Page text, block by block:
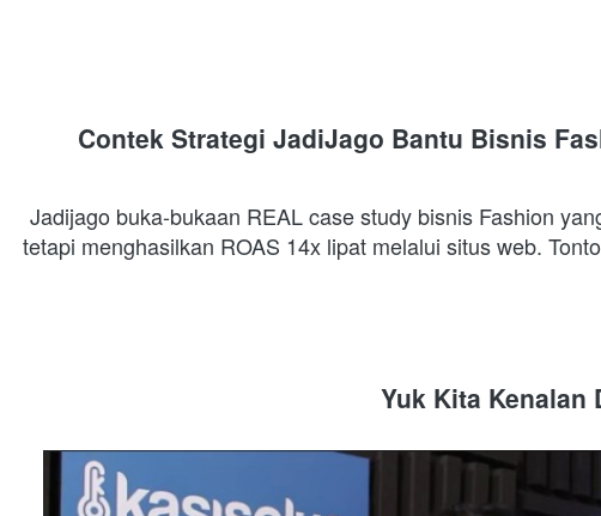
Contek Strategi JadiJago Bantu Bisnis
Jadijago buka-bukaan REAL case study bisnis Fashion
Yuk Kita Kenalan